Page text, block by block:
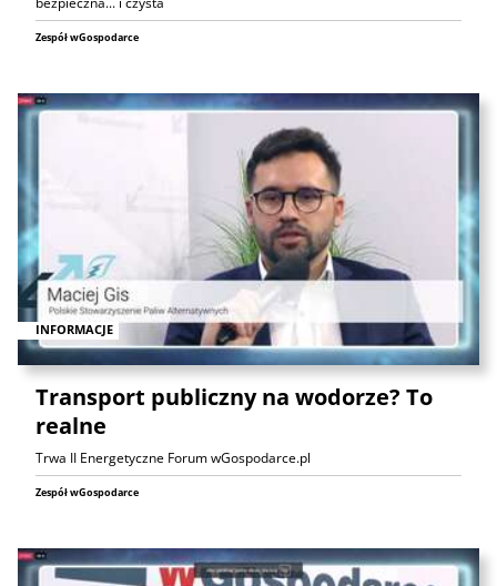
Zespół wGospodarce
INFORMACJE
Transport publiczny na wodorze? To
realne
Trwa II Energetyczne Forum wGospodarce.pl
Zespół wGospodarce